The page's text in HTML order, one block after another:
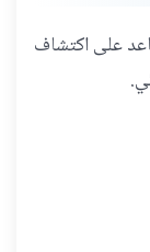
على اكتشاف